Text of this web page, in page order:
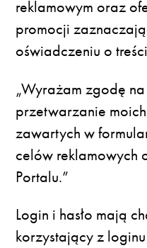
reklamowym oraz
promocji
oświadczeniu o
„Wyrażam zgodę
przetwarzanie
zawartych w
celów reklamowych
Portalu.”
Login i hasło mają
korzystający z